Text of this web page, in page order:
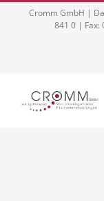
Cromm GmbH |
841 0 | Fax: